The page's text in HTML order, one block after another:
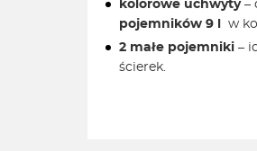
kolorowe uchwyty–
pojemników 9 l w
2 małe pojemniki –
ścierek.